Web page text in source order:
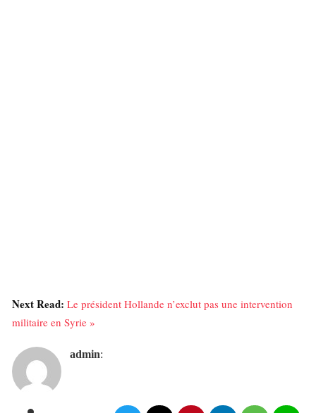
Next Read: Le président Hollande n’exclut pas une intervention
militaire en Syrie »
admin: